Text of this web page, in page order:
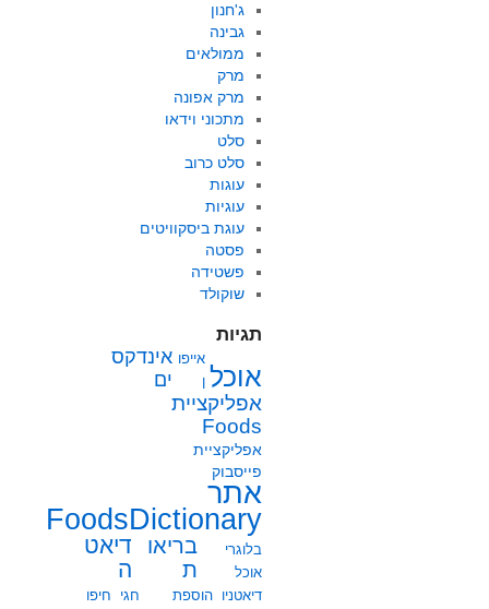
ג'חנון
גבינה
ממולאים
מרק
מרק אפונה
מתכוני וידאו
סלט
סלט כרוב
עוגות
עוגיות
עוגת ביסקוויטים
פסטה
פשטידה
שוקולד
תגיות
אוכל
אייפו
ן
אינדקס
ים
אפליקציית
Foods
אפליקציית
פייסבוק
אתר
FoodsDictionary
בלוגרי
אוכל
בריאו
ת
דיאט
ה
דיאטניו הוספת
חגי
חיפו